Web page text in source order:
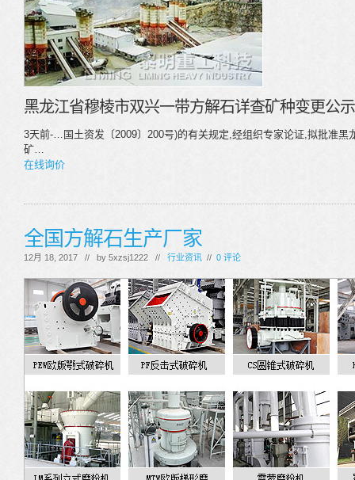
黑龙江省穆棱市双兴一带方解石详查矿种变更公示
3天前-…国土资发〔2009〕200号)的有关规定,经组织专家论证,拟批准黑
矿…
在线询价
全国方解石生产厂家
12月 18, 2017 // by 5xzsj1222 // 行业资讯 // 0 评论